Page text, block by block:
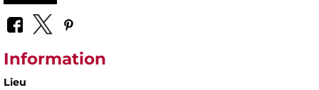
Information
Lieu